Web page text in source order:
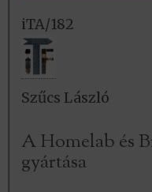
iTA/182
Szűcs László
A Homelab és
gyártása